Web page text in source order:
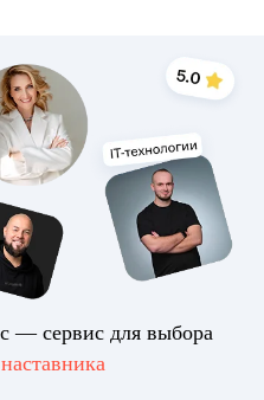
— сервис для выбора
наставника